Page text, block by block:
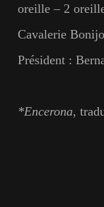
oreille – 2
Cavalerie
Président :
*Encerona,